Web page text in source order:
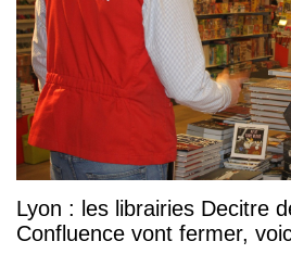
Lyon : les librairies Decitre
Confluence vont fermer,